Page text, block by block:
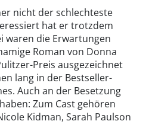
nicht der schlechteste
hat er trotzdem
waren die Erwartungen
Roman von Donna
Preis ausgezeichnet
lang in der Bestseller-
Auch an der Besetzung
Zum Cast gehören
Kidman, Sarah Paulson